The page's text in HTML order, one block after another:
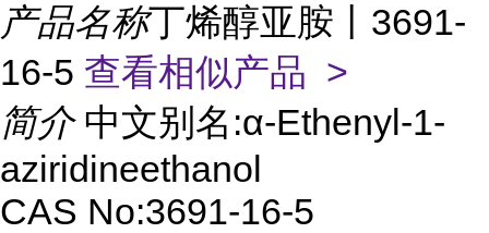
产品名称丁烯醇亚胺丨3691-
16-5 查看相似产品 >
简介 中文别名:α-Ethenyl-1-
aziridineethanol
CAS No:3691-16-5